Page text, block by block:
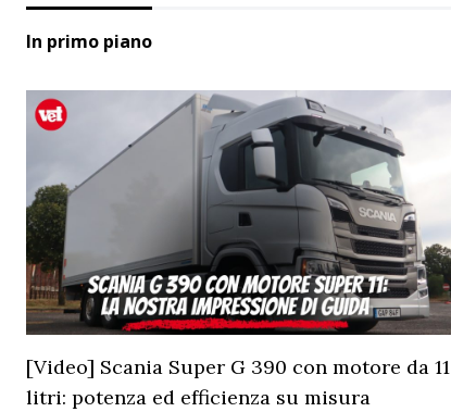
In primo piano
[Video] Scania Super G 390 con motore da 11
litri: potenza ed efficienza su misura